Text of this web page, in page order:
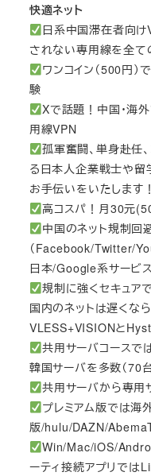
快適ネット
日系中国滞在者向け
されない専用線を全て
ワンコイン（500円）
験
Xで話題！中国・海
用線VPN
孤軍奮闘、単身赴任
る日本人企業戦士や
お手伝いをいたします！
高コスパ！月30元
中国のネット規制回
（Facebook/Twitter/
日本/Google系サービ
規制に強くセキュア
国内のネットは遅くな
VLESS+VISIONと
共用サーバコースで
韓国サーバを多数（70
共用サーバから専用
プレミアム版では海
版/hulu/DAZN/
Win/Mac/iOS/
ーティ接続アプリで